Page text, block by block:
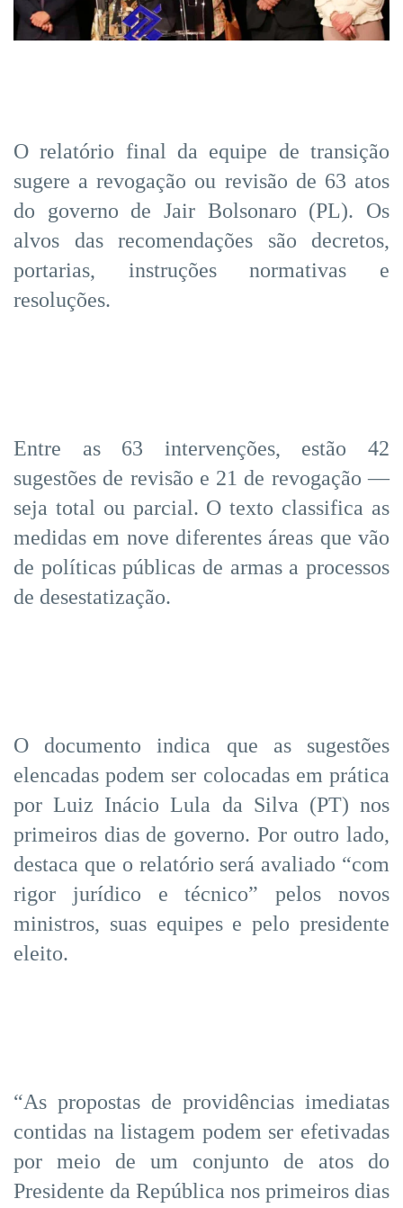
O relatório final da equipe de transição
sugere a revogação ou revisão de 63 atos
do governo de Jair Bolsonaro (PL). Os
alvos das recomendações são decretos,
portarias, instruções normativas e
resoluções.
Entre as 63 intervenções, estão 42
sugestões de revisão e 21 de revogação —
seja total ou parcial. O texto classifica as
medidas em nove diferentes áreas que vão
de políticas públicas de armas a processos
de desestatização.
O documento indica que as sugestões
elencadas podem ser colocadas em prática
por Luiz Inácio Lula da Silva (PT) nos
primeiros dias de governo. Por outro lado,
destaca que o relatório será avaliado “com
rigor jurídico e técnico” pelos novos
ministros, suas equipes e pelo presidente
eleito.
“As propostas de providências imediatas
contidas na listagem podem ser efetivadas
por meio de um conjunto de atos do
Presidente da República nos primeiros dias